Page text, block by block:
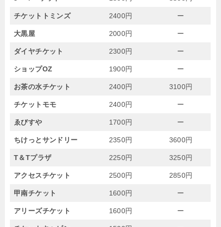
チケットトミンズ 2400円 ー
大黒屋 2000円 ー
ダイヤチケット 2300円 ー
ショップOZ 1900円 ー
お茶の水チケット 2400円 3100円
チケットモモ 2400円 ー
ゑびすや 1700円 ー
ちけっとサンドリー 2350円 3600円
T＆Tプラザ 2250円 3250円
アクセスチケット 2500円 2850円
甲南チケット 1600円 ー
アリーズチケット 1600円 ー